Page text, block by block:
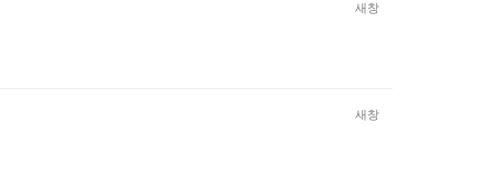
새창
새창